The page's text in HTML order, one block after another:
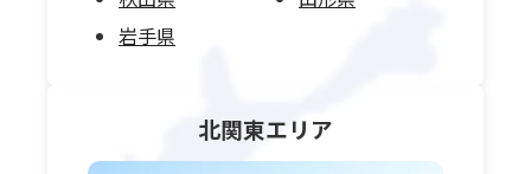
岩手県
北関東エリア